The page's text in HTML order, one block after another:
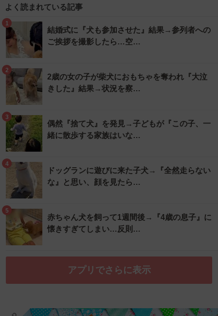
よく読まれている記事
1
結婚式に『犬も参加させた』結果→参列者への
ご挨拶を撮影したら…空…
2
2歳の女の子が柴犬におもちゃを奪われ『大泣
きした』結果→状況を察…
3
偶然『捨て犬』を発見→子どもが『この子、一
緒に散歩する家族はいな…
4
ドッグランに遊びに来た子犬→『全然走らない
な』と思い、顔を見たら…
5
赤ちゃん犬を飼って1週間後→『4歳の息子』に
懐きすぎてしまい…反則…
アプリでさらに表示